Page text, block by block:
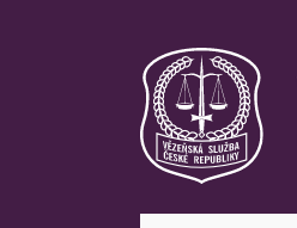
Odkaz
na